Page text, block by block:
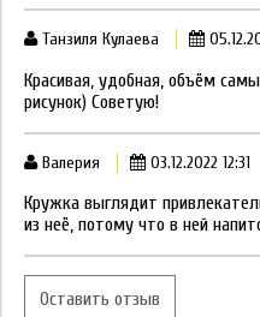
Танзиля Кулаева
Красивая, удобная, объём
рисунок) Советую!
Валерия 03.12.2022 12:31
Кружка выглядит
из неё, потому что в ней
Оставить отзыв